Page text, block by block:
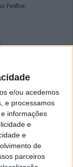
e/ou acedemos
e processamos
informações
e
e
de
parceiros
Firefox.
k me permita por
Ja percorri o painel
forçar o uso do
outra dica fico
01:39